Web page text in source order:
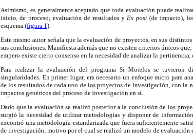
Asimismo, es generalmente aceptado que toda evaluación puede
inicio, de proceso; evaluación de resultados y Ex post(de impacto),
esquema (figura 1 ).
Este mismo autor señala que la evaluación de proyectos, en sus
sus conclusiones. Manifiesta además que no existen criterios únicos
empero existe cierto consenso en la necesidad de analizar la
Para realizar la evaluación del programa Si–Morelos se tuvieron
singularidades. En primer lugar, era necesario un enfoque micro para
de los resultados de cada uno de los proyectos de investigación, con
impactos genéricos del proceso de investigación en sí.
Dado que la evaluación se realizó posterior a la conclusión de los
surgió la necesidad de utilizar metodologías y disponer de
encontró una metodología estandarizada que fuera suficientemente
de investigación, motivo por el cual se realizó un modelo de evaluación